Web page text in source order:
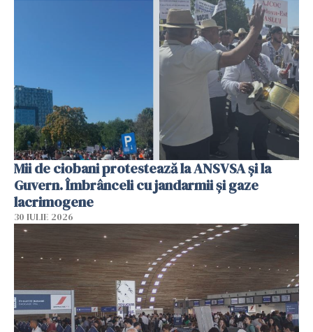
Mii de ciobani protestează la ANSVSA și la
Guvern. Îmbrânceli cu jandarmii și gaze
lacrimogene
30 IULIE 2026